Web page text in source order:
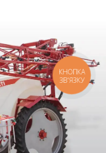
КНОПКА
ЗВ'ЯЗКУ